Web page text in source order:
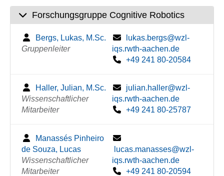
Forschungsgruppe Cognitive Robotics
Bergs, Lukas, M.Sc.
Gruppenleiter
lukas.bergs@wzl-
iqs.rwth-aachen.de
+49 241 80-20584
Haller, Julian, M.Sc.
Wissenschaftlicher
Mitarbeiter
julian.haller@wzl-
iqs.rwth-aachen.de
+49 241 80-25787
Manassés Pinheiro
de Souza, Lucas
Wissenschaftlicher
Mitarbeiter
lucas.manasses@wzl-
iqs.rwth-aachen.de
+49 241 80-20594